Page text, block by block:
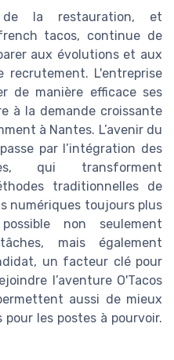
la restauration, et
tacos, continue de
aux évolutions et aux
L'entreprise
de manière efficace ses
à la demande croissante
à Nantes. L’avenir du
par l’intégration des
qui transforment
traditionnelles de
numériques toujours plus
non seulement
mais également
un facteur clé pour
l’aventure O'Tacos
aussi de mieux
les postes à pourvoir.